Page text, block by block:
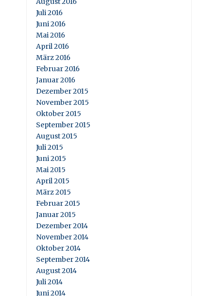
Juli 2016
Juni 2016
Mai 2016
April 2016
März 2016
Februar 2016
Januar 2016
Dezember 2015
November 2015
Oktober 2015
September 2015
August 2015
Juli 2015
Juni 2015
Mai 2015
April 2015
März 2015
Februar 2015
Januar 2015
Dezember 2014
November 2014
Oktober 2014
September 2014
August 2014
Juli 2014
Juni 2014